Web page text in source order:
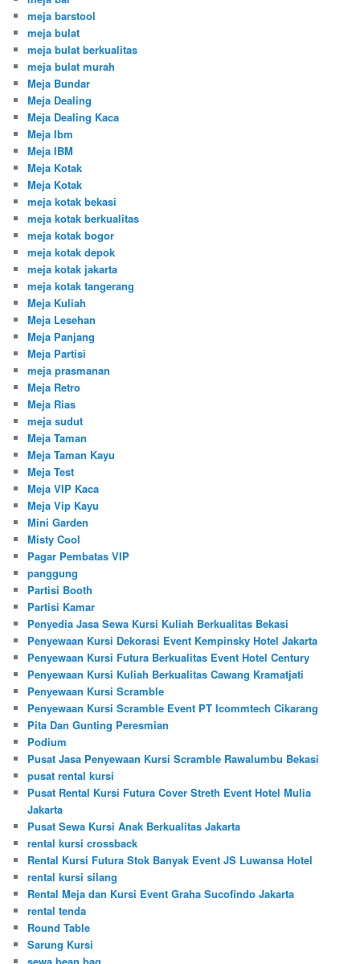
meja barstool
meja bulat
meja bulat berkualitas
meja bulat murah
Meja Bundar
Meja Dealing
Meja Dealing Kaca
Meja Ibm
Meja IBM
Meja Kotak
Meja Kotak
meja kotak bekasi
meja kotak berkualitas
meja kotak bogor
meja kotak depok
meja kotak jakarta
meja kotak tangerang
Meja Kuliah
Meja Lesehan
Meja Panjang
Meja Partisi
meja prasmanan
Meja Retro
Meja Rias
meja sudut
Meja Taman
Meja Taman Kayu
Meja Test
Meja VIP Kaca
Meja Vip Kayu
Mini Garden
Misty Cool
Pagar Pembatas VIP
panggung
Partisi Booth
Partisi Kamar
Penyedia Jasa Sewa Kursi Kuliah Berkualitas Bekasi
Penyewaan Kursi Dekorasi Event Kempinsky Hotel Jakarta
Penyewaan Kursi Futura Berkualitas Event Hotel Century
Penyewaan Kursi Kuliah Berkualitas Cawang Kramatjati
Penyewaan Kursi Scramble
Penyewaan Kursi Scramble Event PT Icommtech Cikarang
Pita Dan Gunting Peresmian
Podium
Pusat Jasa Penyewaan Kursi Scramble Rawalumbu Bekasi
pusat rental kursi
Pusat Rental Kursi Futura Cover Streth Event Hotel Mulia
Jakarta
Pusat Sewa Kursi Anak Berkualitas Jakarta
rental kursi crossback
Rental Kursi Futura Stok Banyak Event JS Luwansa Hotel
rental kursi silang
Rental Meja dan Kursi Event Graha Sucofindo Jakarta
rental tenda
Round Table
Sarung Kursi